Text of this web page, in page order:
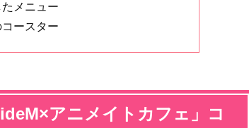
メニュー
ースター
アニメイトカフェ」コ